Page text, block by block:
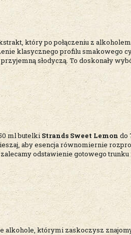
który po połączeniu z
klasycznego profilu smakowego
słodyczą. To doskonały
ml butelkiStrands Sweet Lemon do
aby esencja równomiernie
odstawienie gotowego
alkohole, którymi zaskoczysz